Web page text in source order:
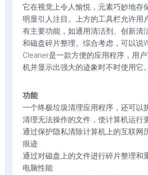
它在视觉上令人愉悦，元素巧妙地存
明显引人注目。上方的工具栏允许用
有主要功能，如通用清洁剂、创新清
和磁盘碎片整理。综合考虑，可以说
Cleaner是一款方便的应用程序，用
机并显示出强大的迹象时不时使用它。
功能
一个终极垃圾清理应用程序，还可以
清理无法操作的文件，使计算机运行
通过保护隐私清除计算机上的互联网
痕迹
通过对磁盘上的文件进行碎片整理和
电脑性能